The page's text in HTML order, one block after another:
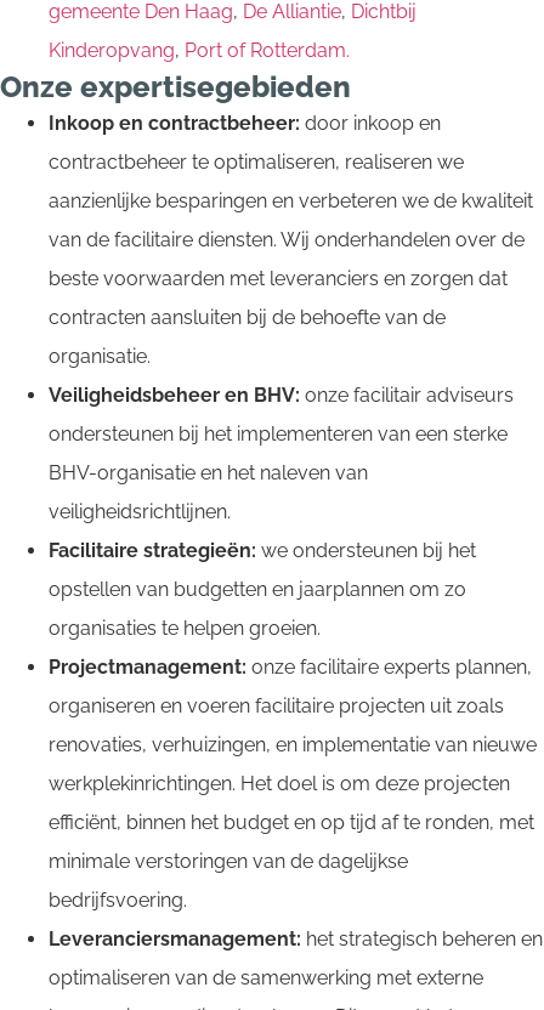
gemeente Den Haag, De Alliantie, Dichtbij
Kinderopvang, Port of Rotterdam.
Onze expertisegebieden
Inkoop en contractbeheer: door inkoop en
contractbeheer te optimaliseren, realiseren we
aanzienlijke besparingen en verbeteren we de kwaliteit
van de facilitaire diensten. Wij onderhandelen over de
beste voorwaarden met leveranciers en zorgen dat
contracten aansluiten bij de behoefte van de
organisatie.
Veiligheidsbeheer en BHV: onze facilitair adviseurs
ondersteunen bij het implementeren van een sterke
BHV-organisatie en het naleven van
veiligheidsrichtlijnen.
Facilitaire strategieën: we ondersteunen bij het
opstellen van budgetten en jaarplannen om zo
organisaties te helpen groeien.
Projectmanagement: onze facilitaire experts plannen,
organiseren en voeren facilitaire projecten uit zoals
renovaties, verhuizingen, en implementatie van nieuwe
werkplekinrichtingen. Het doel is om deze projecten
efficiënt, binnen het budget en op tijd af te ronden, met
minimale verstoringen van de dagelijkse
bedrijfsvoering.
Leveranciersmanagement: het strategisch beheren en
optimaliseren van de samenwerking met externe